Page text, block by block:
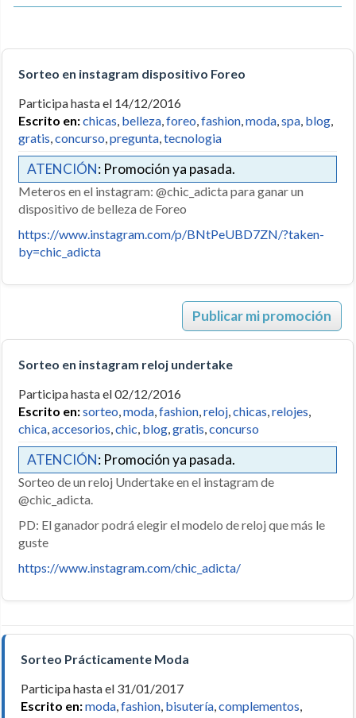
Sorteo en instagram dispositivo Foreo
Participa hasta el 14/12/2016
Escrito en:chicas, belleza,foreo,fashion,moda,spa, blog,
gratis,concurso,pregunta,tecnologia
ATENCIÓN: Promoción ya pasada.
Meteros en el instagram: @chic_adicta para ganar un
dispositivo de belleza de Foreo
https://www.instagram.com/p/BNtPeUBD7ZN/?taken-
by=chic_adicta
Publicar mi promoción
Sorteo en instagram reloj undertake
Participa hasta el 02/12/2016
Escrito en:sorteo,moda,fashion,reloj,chicas,relojes,
chica,accesorios,chic, blog,gratis,concurso
ATENCIÓN: Promoción ya pasada.
Sorteo de un reloj Undertake en el instagram de
@chic_adicta.
PD: El ganador podrá elegir el modelo de reloj que más le
guste
https://www.instagram.com/chic_adicta/
Sorteo Prácticamente Moda
Participa hasta el 31/01/2017
Escrito en:moda,fashion, bisutería,complementos,